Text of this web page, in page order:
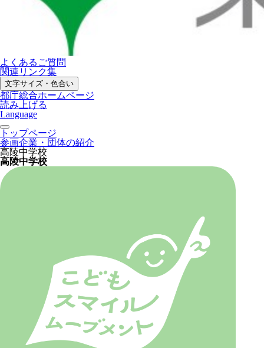
よくあるご質問
関連リンク集
文字サイズ・色合い
都庁総合ホームページ
読み上げる
Language
トップページ
参画企業・団体の紹介
高陵中学校
高陵中学校